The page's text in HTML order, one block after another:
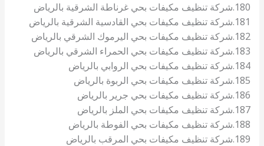
180.شركة تنظيف مكيفات بحي غرناطة الشرقية بالرياض
181.شركة تنظيف مكيفات بحي القادسية الشرقية بالرياض
182.شركة تنظيف مكيفات بحي اليرموك الشرقي بالرياض
183.شركة تنظيف مكيفات بحي الحمراء الشرقي بالرياض
184.شركة تنظيف مكيفات بحي الروابي بالرياض
185.شركة تنظيف مكيفات بحي الربوة بالرياض
186.شركة تنظيف مكيفات بحي جرير بالرياض
187.شركة تنظيف مكيفات بحي الملز بالرياض
188.شركة تنظيف مكيفات بحي الفوطة بالرياض
189.شركة تنظيف مكيفات بحي المرقب بالرياض